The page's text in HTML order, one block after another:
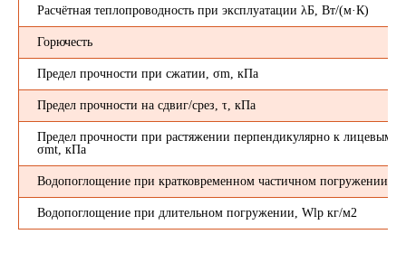
Расчётная теплопроводность при эксплуатации λБ, Вт/(м·К)
Горючесть
Предел прочности при сжатии, σm, кПа
Предел прочности на сдвиг/срез, τ, кПа
Предел прочности при растяжении перпендикулярно к лицевым
σmt, кПа
Водопоглощение при кратковременном частичном погружении,
Водопоглощение при длительном погружении, Wlp кг/м2